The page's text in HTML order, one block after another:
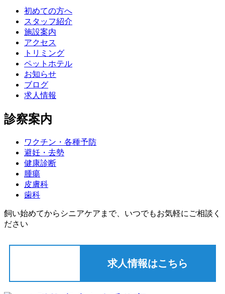
初めての方へ
スタッフ紹介
施設案内
アクセス
トリミング
ペットホテル
お知らせ
ブログ
求人情報
診察案内
ワクチン・各種予防
避妊・去勢
健康診断
腫瘍
皮膚科
歯科
飼い始めてからシニアケアまで、いつでもお気軽にご相談く
ださい
求人情報はこちら